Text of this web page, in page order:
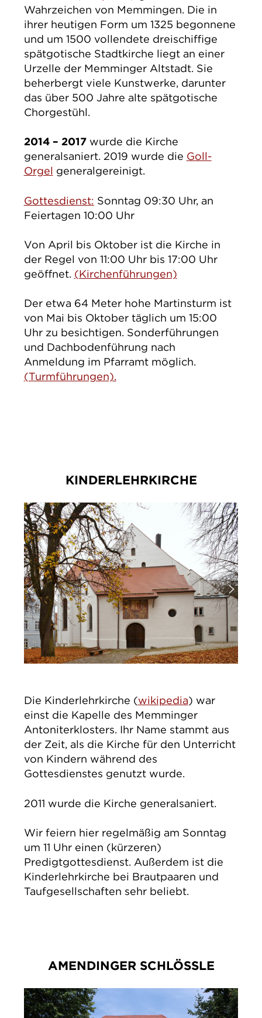
Wahrzeichen von Memmingen. Die in
ihrer heutigen Form um 1325 begonnene
und um 1500 vollendete dreischiffige
spätgotische Stadtkirche liegt an einer
Urzelle der Memminger Altstadt. Sie
beherbergt viele Kunstwerke, darunter
das über 500 Jahre alte spätgotische
Chorgestühl.
2014 – 2017wurde die Kirche
generalsaniert. 2019 wurde die Goll-
Orgel generalgereinigt.
Gottesdienst: Sonntag 09:30 Uhr, an
Feiertagen 10:00 Uhr
Von April bis Oktober ist die Kirche in
der Regel von 11:00 Uhr bis 17:00 Uhr
geöffnet. (Kirchenführungen)
Der etwa 64 Meter hohe Martinsturm ist
von Mai bis Oktober täglich um 15:00
Uhr zu besichtigen. Sonderführungen
und Dachbodenführung nach
Anmeldung im Pfarramt möglich.
(Turmführungen).
KINDERLEHRKIRCHE
Die Kinderlehrkirche (wikipedia) war
einst die Kapelle des Memminger
Antoniterklosters. Ihr Name stammt aus
der Zeit, als die Kirche für den Unterricht
von Kindern während des
Gottesdienstes genutzt wurde.
2011 wurde die Kirche generalsaniert.
Wir feiern hier regelmäßig am Sonntag
um 11 Uhr einen (kürzeren)
Predigtgottesdienst. Außerdem ist die
Kinderlehrkirche bei Brautpaaren und
Taufgesellschaften sehr beliebt.
AMENDINGER SCHLÖSSLE